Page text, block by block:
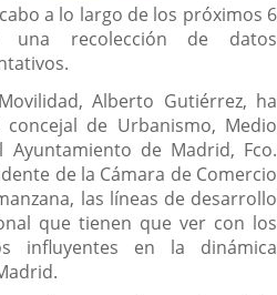
a lo largo de los próximos 6
una recolección de datos
Alberto Gutiérrez, ha
de Urbanismo, Medio
de Madrid, Fco.
de la Cámara de Comercio
las líneas de desarrollo
que tienen que ver con los
influyentes en la dinámica